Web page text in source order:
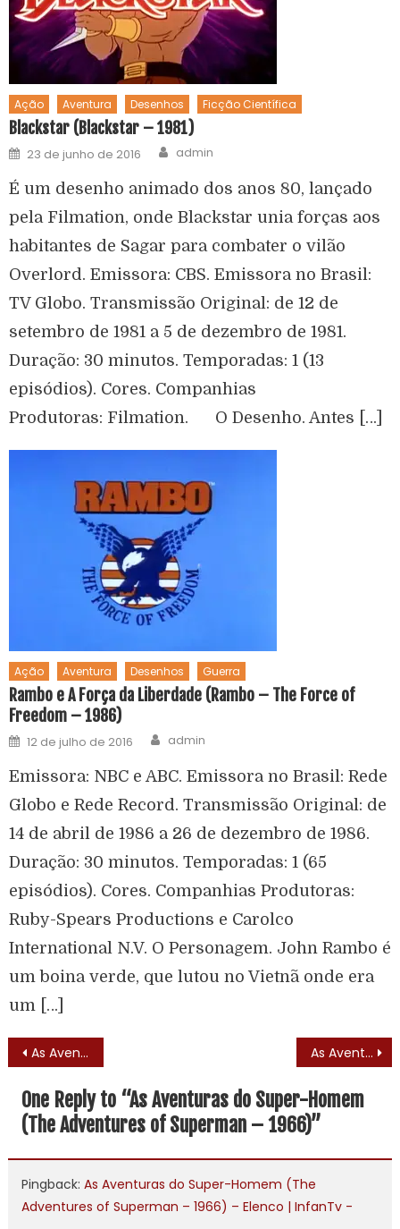
Ação Aventura Desenhos Ficção Científica
Blackstar (Blackstar – 1981)
23 de junho de 2016 admin
É um desenho animado dos anos 80, lançado
pela Filmation, onde Blackstar unia forças aos
habitantes de Sagar para combater o vilão
Overlord. Emissora: CBS. Emissora no Brasil:
TV Globo. Transmissão Original: de 12 de
setembro de 1981 a 5 de dezembro de 1981.
Duração: 30 minutos. Temporadas: 1 (13
episódios). Cores. Companhias
Produtoras: Filmation. O Desenho. Antes […]
Ação Aventura Desenhos Guerra
Rambo e A Força da Liberdade (Rambo – The Force of
Freedom – 1986)
12 de julho de 2016 admin
Emissora: NBC e ABC. Emissora no Brasil: Rede
Globo e Rede Record. Transmissão Original: de
14 de abril de 1986 a 26 de dezembro de 1986.
Duração: 30 minutos. Temporadas: 1 (65
episódios). Cores. Companhias Produtoras:
Ruby-Spears Productions e Carolco
International N.V. O Personagem. John Rambo é
um boina verde, que lutou no Vietnã onde era
um […]
As Aventuras de Pinóquio (Mock, the Oak Tree – 1972) – Lista de Episódios As Aventuras do Super-Homem (The Adventures of Superman – 1966) – Elenco
One Reply to “As Aventuras do Super-Homem
(The Adventures of Superman – 1966)”
Pingback: As Aventuras do Super-Homem (The
Adventures of Superman – 1966) – Elenco | InfanTv -